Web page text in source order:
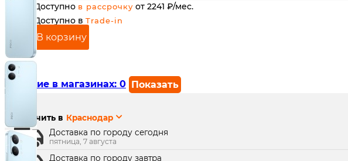
Доступно в рассрочку от 2241 ₽/мес.
Доступно в Trade-in
В корзину
Наличие в магазинах: 0 Показать
г. Краснодар, ТК Медиаплаза:
Получить в Краснодар
Доставка по городу сегодня
пятница, 7 августа
Доставка по городу завтра